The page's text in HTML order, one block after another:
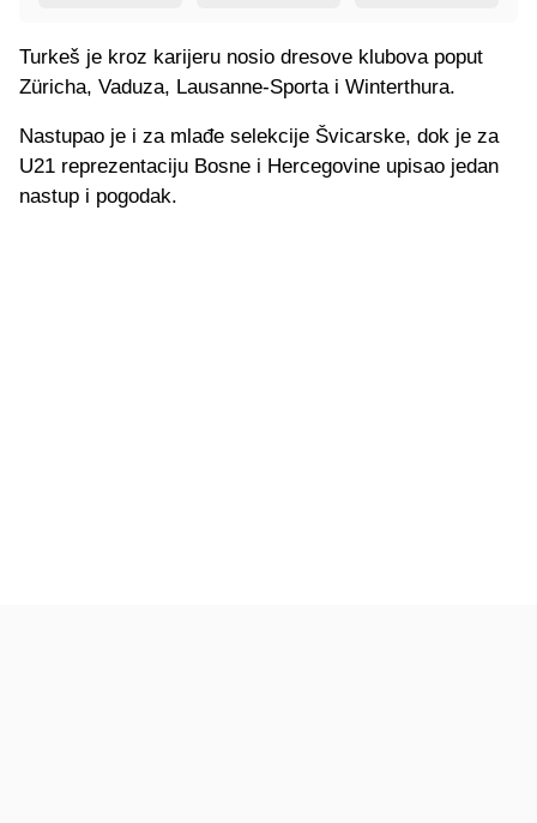
Turkeš je kroz karijeru nosio dresove klubova poput
Züricha, Vaduza, Lausanne-Sporta i Winterthura.
Nastupao je i za mlađe selekcije Švicarske, dok je za
U21 reprezentaciju Bosne i Hercegovine upisao jedan
nastup i pogodak.